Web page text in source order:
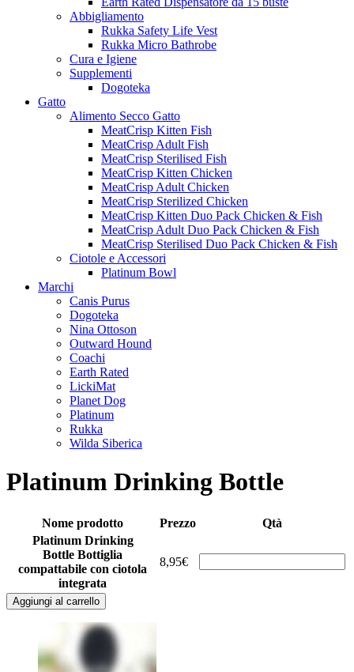
Abbigliamento
Rukka Safety Life Vest
Rukka Micro Bathrobe
Cura e Igiene
Supplementi
Dogoteka
Gatto
Alimento Secco Gatto
MeatCrisp Kitten Fish
MeatCrisp Adult Fish
MeatCrisp Sterilised Fish
MeatCrisp Kitten Chicken
MeatCrisp Adult Chicken
MeatCrisp Sterilized Chicken
MeatCrisp Kitten Duo Pack Chicken & Fish
MeatCrisp Adult Duo Pack Chicken & Fish
MeatCrisp Sterilised Duo Pack Chicken & Fish
Ciotole e Accessori
Platinum Bowl
Marchi
Canis Purus
Dogoteka
Nina Ottoson
Outward Hound
Coachi
Earth Rated
LickiMat
Planet Dog
Platinum
Rukka
Wilda Siberica
Platinum Drinking Bottle
Nome prodotto Prezzo
Qtà
Platinum Drinking
Bottle Bottiglia
compattabile con ciotola
integrata
8,95€
Aggiungi al carrello